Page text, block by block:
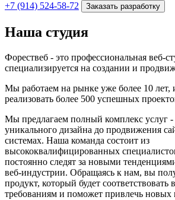
+7 (914) 524-58-72 Заказать разработку
Наша студия
Форествеб - это профессиональная веб-
специализируется на создании и
Мы работаем на рынке уже более 10 лет,
реализовать более 500 успешных
Мы предлагаем полный комплекс услуг -
уникального дизайна до продвижения
системах. Наша команда состоит из
высококвалифицированных
постоянно следят за новыми
веб-индустрии. Обращаясь к нам, вы
продукт, который будет
требованиям и поможет привлечь новых